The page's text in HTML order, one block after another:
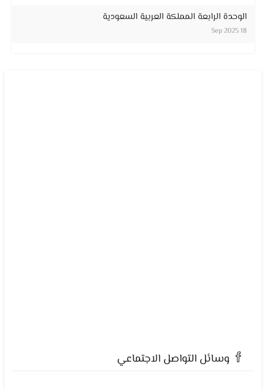
الوحدة الرابعة المملكة العربية السعودية
18 Sep 2025
وسائل التواصل الاجتماعي